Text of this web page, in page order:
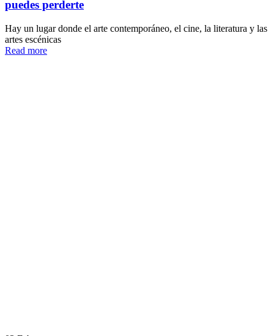
puedes perderte
Hay un lugar donde el arte contemporáneo, el cine, la literatura y las
artes escénicas
Read more